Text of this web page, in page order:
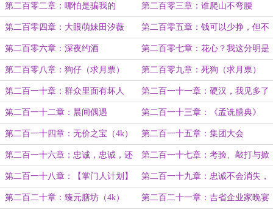
（3k）
第二百零二章：哪怕是骗我的
（3k）
第二百零三章：谁爬山不弯腰
第二百零四章：大眼萌妹田汐薇
（4k）
第二百零五章：钱可以少挣，但不
能真吃屎（3k）
第二百零六章：深夜约酒 第二百零七章：花心？我这分明是
深情加倍！（4k）
第二百零八章：狗仔（求月票） 第二百零九章：死狗（求月票）
第二百一十章：群众里面有坏人
啊！（4k）
第二百一十一章：硬汉，我见多了
（3k）
第二百一十二章：晨间偶遇 第二百一十三章：《孟诜膳典》
（4k）
第二百一十四章：无价之宝（4k） 第二百一十五章：集团大会
第二百一十六章：忠诚，忠诚，还
是TM的忠诚！（3k）
第二百一十七章：考验、敲打与掀
桌（4k）
第二百一十八章：【掌门人计划】
（3k）
第二百一十九章：忠诚不会消失，
忠诚只会转移（3k）
第二百二十章：臻元膳坊（4k） 第二百二十一章：吉省企业家晚宴